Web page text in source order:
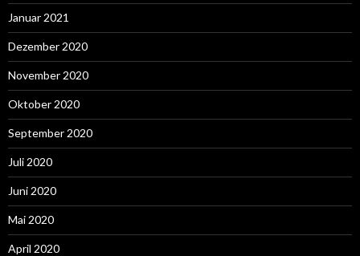
Januar 2021
Dezember 2020
November 2020
Oktober 2020
September 2020
Juli 2020
Juni 2020
Mai 2020
April 2020